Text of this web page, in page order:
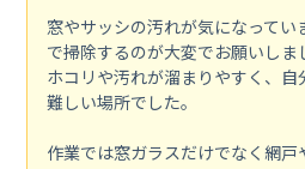
窓やサッシの汚れが気になってい
で掃除するのが大変でお願いし
ホコリや汚れが溜まりやすく、
難しい場所でした。
作業では窓ガラスだけでなく網